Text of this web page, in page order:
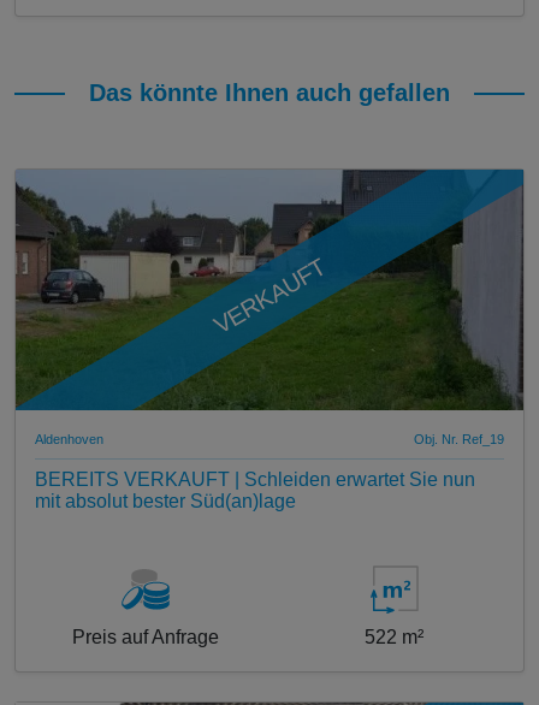
Das könnte Ihnen auch gefallen
VERKAUFT
Aldenhoven Obj. Nr. Ref_19
BEREITS VERKAUFT | Schleiden erwartet Sie nun
mit absolut bester Süd(an)lage
Preis auf Anfrage 522 m²